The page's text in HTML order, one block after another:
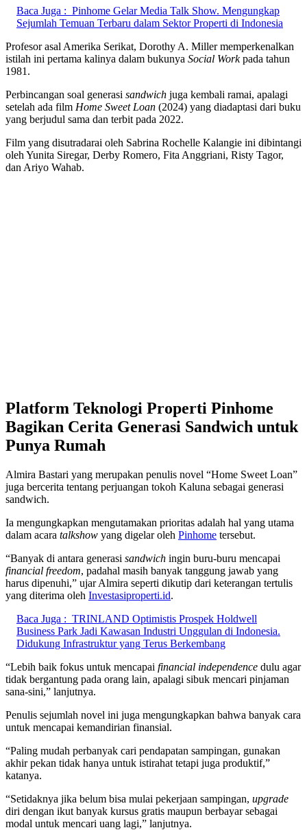
Baca Juga : Pinhome Gelar Media Talk Show. Mengungkap
Sejumlah Temuan Terbaru dalam Sektor Properti di Indonesia
Profesor asal Amerika Serikat, Dorothy A. Miller memperkenalkan
istilah ini pertama kalinya dalam bukunya Social Workpada tahun
1981.
Perbincangan soal generasi sandwich juga kembali ramai, apalagi
setelah ada film Home Sweet Loan (2024) yang diadaptasi dari buku
yang berjudul sama dan terbit pada 2022.
Film yang disutradarai oleh Sabrina Rochelle Kalangie ini dibintangi
oleh Yunita Siregar, Derby Romero, Fita Anggriani, Risty Tagor,
dan Ariyo Wahab.
Platform Teknologi Properti Pinhome
Bagikan Cerita Generasi Sandwich untuk
Punya Rumah
Almira Bastari yang merupakan penulis novel “Home Sweet Loan”
juga bercerita tentang perjuangan tokoh Kaluna sebagai generasi
sandwich.
Ia mengungkapkan mengutamakan prioritas adalah hal yang utama
dalam acara talkshow yang digelar oleh Pinhome tersebut.
“Banyak di antara generasi sandwich ingin buru-buru mencapai
financial freedom, padahal masih banyak tanggung jawab yang
harus dipenuhi,” ujar Almira seperti dikutip dari keterangan tertulis
yang diterima oleh Investasiproperti.id.
Baca Juga : TRINLAND Optimistis Prospek Holdwell
Business Park Jadi Kawasan Industri Unggulan di Indonesia.
Didukung Infrastruktur yang Terus Berkembang
“Lebih baik fokus untuk mencapai financial independence dulu agar
tidak bergantung pada orang lain, apalagi sibuk mencari pinjaman
sana-sini,” lanjutnya.
Penulis sejumlah novel ini juga mengungkapkan bahwa banyak cara
untuk mencapai kemandirian finansial.
“Paling mudah perbanyak cari pendapatan sampingan, gunakan
akhir pekan tidak hanya untuk istirahat tetapi juga produktif,”
katanya.
“Setidaknya jika belum bisa mulai pekerjaan sampingan, upgrade
diri dengan ikut banyak kursus gratis maupun berbayar sebagai
modal untuk mencari uang lagi,” lanjutnya.